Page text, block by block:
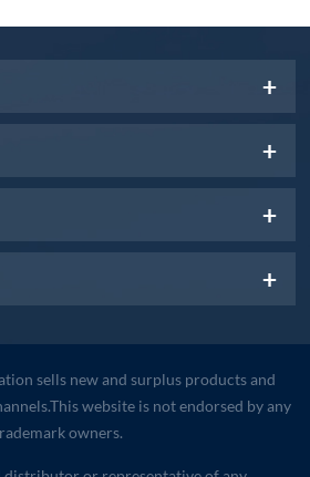
sells new and surplus products and
website is not endorsed by any
owners.